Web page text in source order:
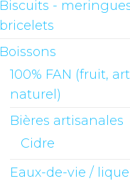
Biscuits -
bricelets
Boissons
100% FAN (fruit,
naturel)
Bières artisanales
Cidre
Eaux-de-vie /